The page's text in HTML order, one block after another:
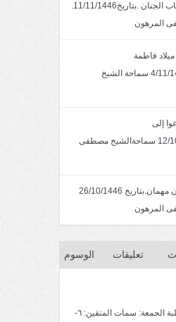
خطبة الجمعة: ميلاد باب الجنان .بتاريخ11/11/1446.
المرهون
فاطمة
المعصومه.بتاريخ4/11/1446 سماحة الشيخ
إلى
مغفره.بتاريخ12/10/1446 سماحةالشيخ مصطفى
خطبة الجمعة٢- أمران مهمان.بتاريخ 26/10/1446
المرهون
تعليقات الوسوم
خطبة الجمعة: سمات المتقين: ٦-